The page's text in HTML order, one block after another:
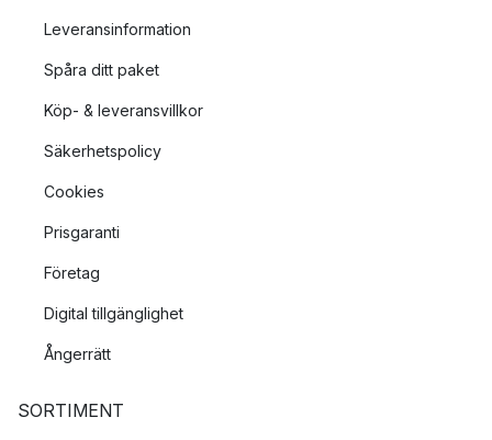
Leveransinformation
Spåra ditt paket
Köp- & leveransvillkor
Säkerhetspolicy
Cookies
Prisgaranti
Företag
Digital tillgänglighet
Ångerrätt
SORTIMENT